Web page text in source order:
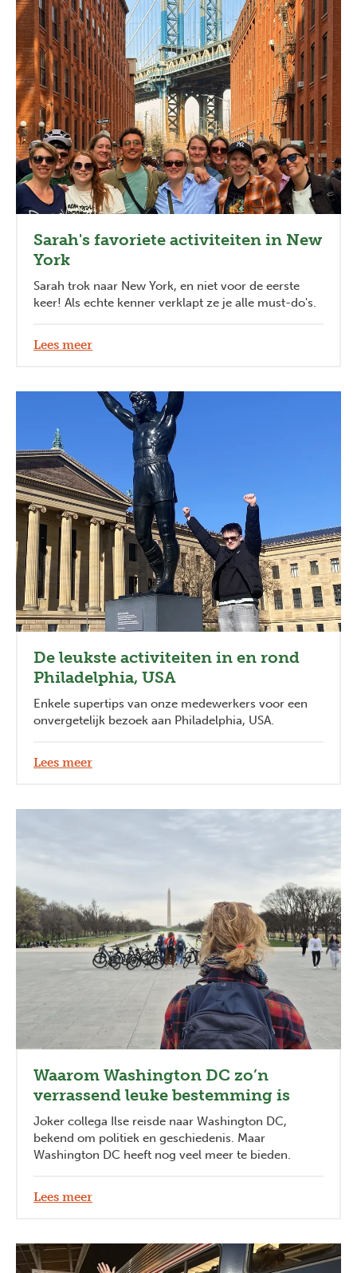
Sarah's favoriete activiteiten in New
York
Sarah trok naar New York, en niet voor de eerste
keer! Als echte kenner verklapt ze je alle must-do's.
Lees meer
De leukste activiteiten in en rond
Philadelphia, USA
Enkele supertips van onze medewerkers voor een
onvergetelijk bezoek aan Philadelphia, USA.
Lees meer
Waarom Washington DC zo’n
verrassend leuke bestemming is
Joker collega Ilse reisde naar Washington DC,
bekend om politiek en geschiedenis. Maar
Washington DC heeft nog veel meer te bieden.
Lees meer